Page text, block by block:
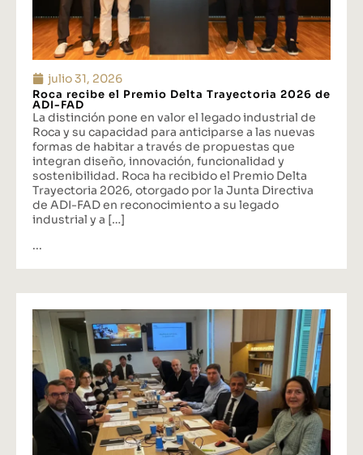
julio 31, 2026
Roca recibe el Premio Delta Trayectoria 2026 de
ADI-FAD
La distinción pone en valor el legado industrial de
Roca y su capacidad para anticiparse a las nuevas
formas de habitar a través de propuestas que
integran diseño, innovación, funcionalidad y
sostenibilidad. Roca ha recibido el Premio Delta
Trayectoria 2026, otorgado por la Junta Directiva
de ADI-FAD en reconocimiento a su legado
industrial y a […]
...